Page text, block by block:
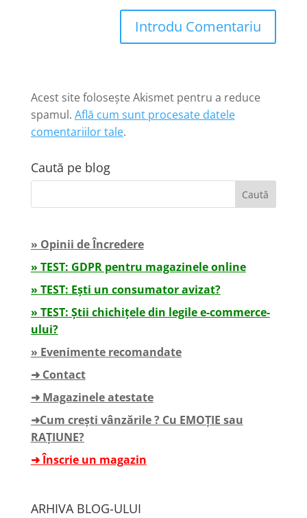
Introdu Comentariu
Acest site folosește Akismet pentru a reduce
spamul. Află cum sunt procesate datele
comentariilor tale.
Caută pe blog
» Opinii de Încredere
» TEST: GDPR pentru magazinele online
» TEST: Ești un consumator avizat?
» TEST: Știi chichițele din legile e-commerce-
ului?
» Evenimente recomandate
➜ Contact
➜ Magazinele atestate
➜Cum crești vânzările ? Cu EMOȚIE sau
RAȚIUNE?
➜ Înscrie un magazin
ARHIVA BLOG-ULUI